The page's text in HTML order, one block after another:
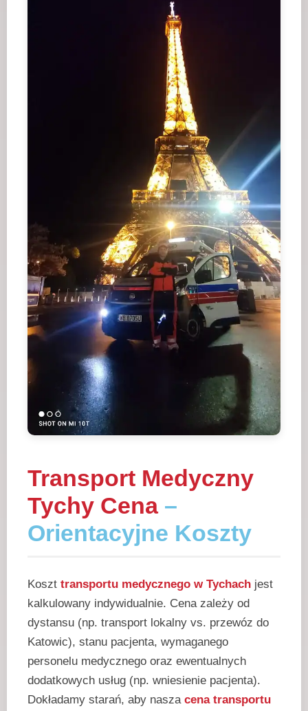
Transport Medyczny
Tychy Cena–
Orientacyjne Koszty
Koszt transportu medycznego w Tychach jest
kalkulowany indywidualnie. Cena zależy od
dystansu (np. transport lokalny vs. przewóz do
Katowic), stanu pacjenta, wymaganego
personelu medycznego oraz ewentualnych
dodatkowych usług (np. wniesienie pacjenta).
Dokładamy starań, aby nasza cena transportu